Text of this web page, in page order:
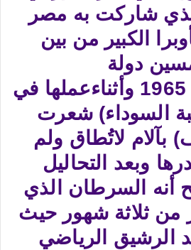
شاركت به مصر
الكبير من بين
دولة
في أواخر عام 1965 وأثناءعملها في
السوداء) شعرت
بآلام لاتُطاق ولم
وبعد التحاليل
أنه السرطان الذي
من ثلاثة شهور حيث
الرشيق الرياضي